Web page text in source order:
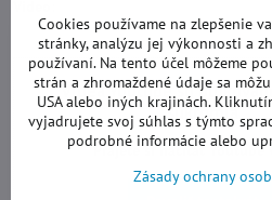
Videá Youtube sú
súkromia
Prajete si načítať Youtube
Cookies používame na zlepšenie
stránky, analýzu jej výkonnosti a
používaní. Na tento účel môžeme
strán a zhromaždené údaje sa
USA alebo iných krajinách.
vyjadrujete svoj súhlas s týmto
podrobné informácie alebo
Zásady ochrany